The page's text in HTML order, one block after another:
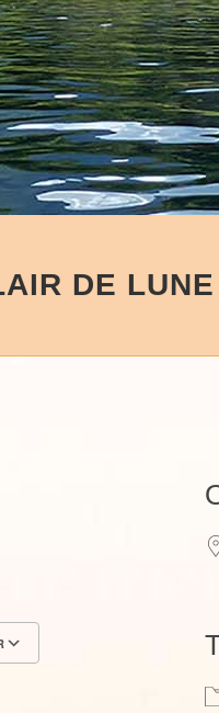
DE LUNE